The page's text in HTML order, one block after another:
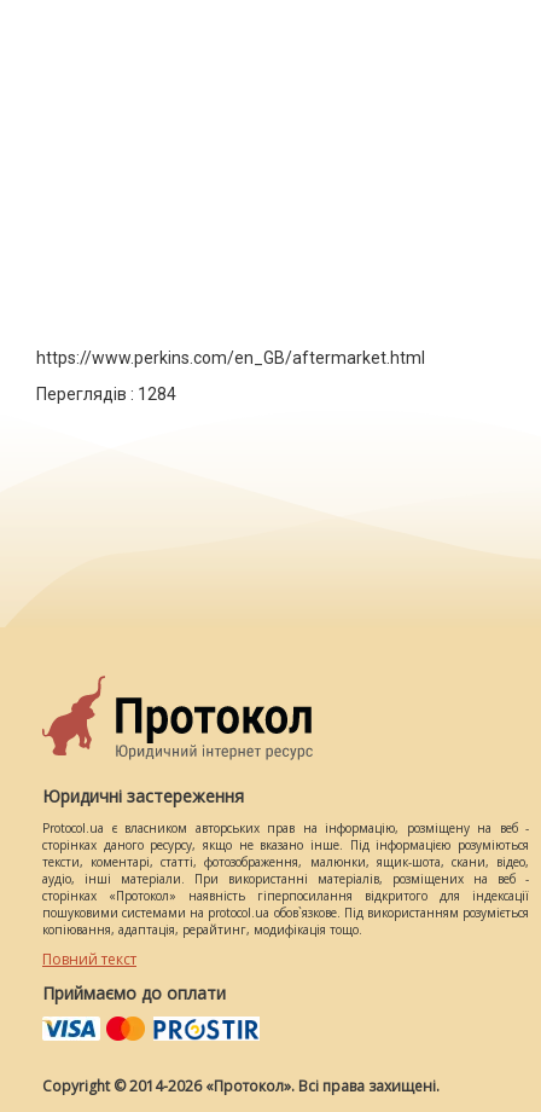
https://www.perkins.com/en_GB/aftermarket.html
Переглядів : 1284
Юридичні застереження
Protocol.ua є власником авторських прав на інформацію, розміщену на веб -
сторінках даного ресурсу, якщо не вказано інше. Під інформацією розуміються
тексти, коментарі, статті, фотозображення, малюнки, ящик-шота, скани, відео,
аудіо, інші матеріали. При використанні матеріалів, розміщених на веб -
сторінках «Протокол» наявність гіперпосилання відкритого для індексації
пошуковими системами на protocol.ua обов`язкове. Під використанням розуміється
копіювання, адаптація, рерайтинг, модифікація тощо.
Повний текст
Приймаємо до оплати
Copyright © 2014-2026 «Протокол». Всі права захищені.